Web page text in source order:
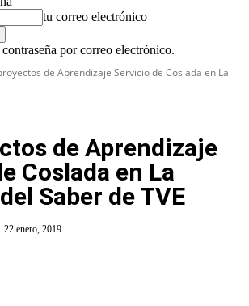
tu correo electrónico
por correo electrónico.
de Aprendizaje Servicio de Coslada en La
de Aprendizaje
Coslada en La
Saber de TVE
22 enero, 2019